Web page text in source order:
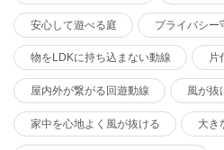
安心して遊べる庭 プライバシー
物をLDKに持ち込まない動線 片
屋内外が繋がる回遊動線 風が抜
家中を心地よく風が抜ける 大き